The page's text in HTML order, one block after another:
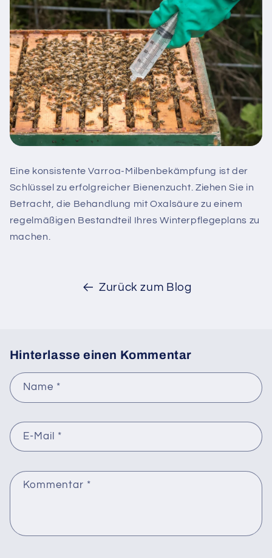
Eine konsistente Varroa-Milbenbekämpfung ist der
Schlüssel zu erfolgreicher Bienenzucht. Ziehen Sie in
Betracht, die Behandlung mit Oxalsäure zu einem
regelmäßigen Bestandteil Ihres Winterpflegeplans zu
machen.
Zurück zum Blog
Hinterlasse einen Kommentar
Name *
E-Mail *
Kommentar *